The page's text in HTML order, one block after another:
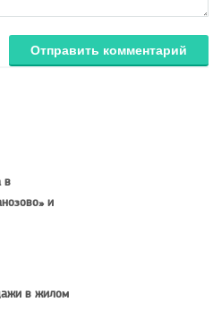
Отправить комментарий
в
и
в жилом